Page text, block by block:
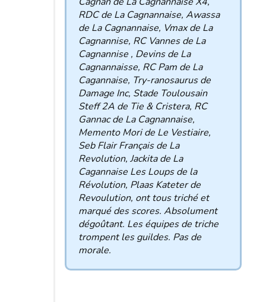
RDC de La Cagnannaise, Awassa
de La Cagnannaise, Vmax de La
Cagnannise, RC Vannes de La
Cagnannise , Devins de La
Cagnannaisse, RC Pam de La
Cagannaise, Try-ranosaurus de
Damage Inc, Stade Toulousain
Steff 2A de Tie & Cristera, RC
Gannac de La Cagnannaise,
Memento Mori de Le Vestiaire,
Seb Flair Français de La
Revolution, Jackita de La
Cagannaise Les Loups de la
Révolution, Plaas Kateter de
Revoulution, ont tous triché et
marqué des scores. Absolument
dégoûtant. Les équipes de triche
trompent les guildes. Pas de
morale.